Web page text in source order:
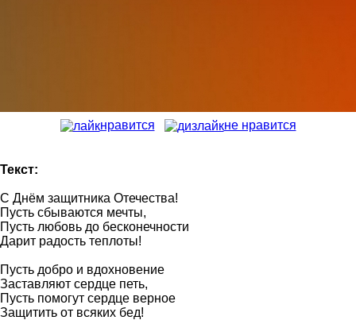
нравится не нравится
Текст:
С Днём защитника Отечества!
Пусть сбываются мечты,
Пусть любовь до бесконечности
Дарит радость теплоты!
Пусть добро и вдохновение
Заставляют сердце петь,
Пусть помогут сердце верное
Защитить от всяких бед!